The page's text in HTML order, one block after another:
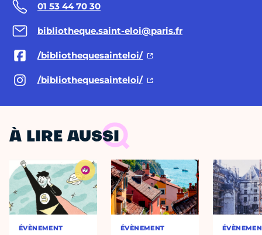
01 53 44 70 30
bibliotheque.saint-eloi@paris.fr
/bibliothequesainteloi/
/bibliothequesainteloi/
À LIRE AUSSI
ÉVÈNEMENT ÉVÈNEMENT